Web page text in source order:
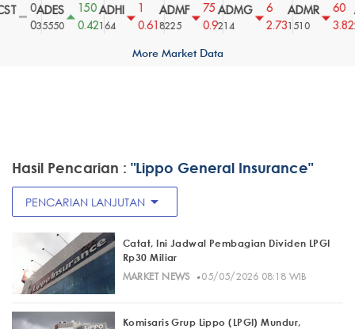
ADES
35550
150
0.42
ADHI
164
0.61
ADMF
8225
75
0.9
ADMG
214
2.73
ADMR
1510
60
3.82
More Market Data
Hasil Pencarian : "Lippo General Insurance"
PENCARIAN LANJUTAN arrow_drop_down
Catat, Ini Jadwal Pembagian Dividen LPGI
Rp30 Miliar
MARKET NEWS· 05/05/2026 08:18 WIB
Komisaris Grup Lippo (LPGI) Mundur,